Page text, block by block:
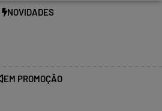
NOVIDADES
EM PROMOÇÃO